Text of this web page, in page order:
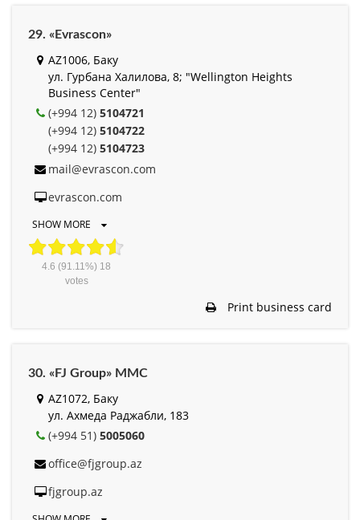
29. «Evrascon»
AZ1006, Баку
ул. Гурбана Халилова, 8; "Wellington Heights
Business Center"
(+994 12) 5104721
(+994 12) 5104722
(+994 12) 5104723
mail@evrascon.com
evrascon.com
SHOW MORE
4.6 (91.11%) 18
votes
Print business card
30. «FJ Group» MMC
AZ1072, Баку
ул. Ахмеда Раджабли, 183
(+994 51) 5005060
office@fjgroup.az
fjgroup.az